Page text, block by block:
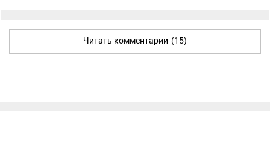
Читать комментарии (15)